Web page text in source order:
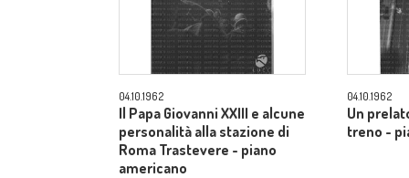
04.10.1962
Il Papa Giovanni XXIII e alcune
personalità alla stazione di
Roma Trastevere - piano
americano
04.10.1962
Un
treno -